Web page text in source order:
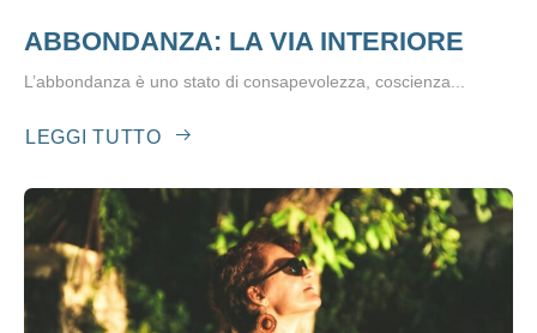
ABBONDANZA: LA VIA INTERIORE
L’abbondanza è uno stato di consapevolezza, coscienza...
LEGGI TUTTO